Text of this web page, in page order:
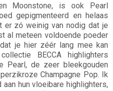
Moonstone, is ook Pearl
gepigmenteerd en helaas
zó weinig van nodig dat je
al meteen voldoende poeder
je hier zéér lang mee kan
BECCA highlighters
Pearl, de zeer bleekgouden
Champagne Pop. Ik
hun vloeibare highlighters,